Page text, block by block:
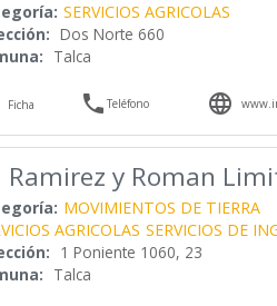
SERVICIOS AGRICOLAS
Dos Norte 660
Talca
Ficha Teléfono 
Ramirez y Roman
MOVIMIENTOS DE TIERRA
AGRICOLAS SERVICIOS DE
1 Poniente 1060, 23
Talca